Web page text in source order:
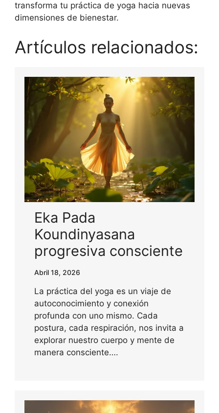
transforma tu práctica de yoga hacia nuevas
dimensiones de bienestar.
Artículos relacionados:
Eka Pada
Koundinyasana
progresiva consciente
Abril 18, 2026
La práctica del yoga es un viaje de
autoconocimiento y conexión
profunda con uno mismo. Cada
postura, cada respiración, nos invita a
explorar nuestro cuerpo y mente de
manera consciente….